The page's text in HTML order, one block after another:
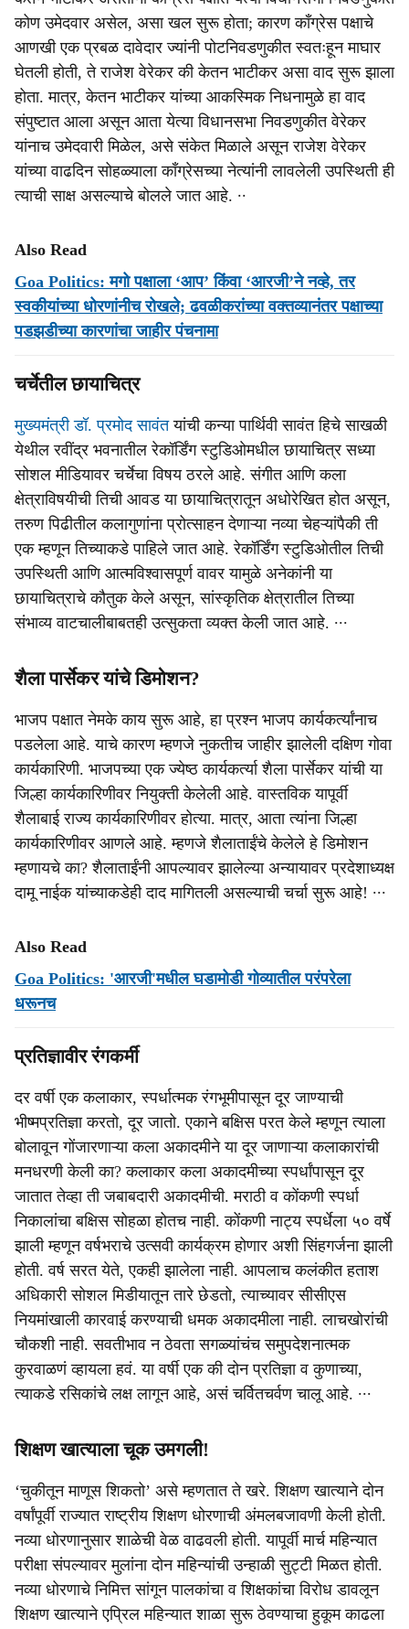
कोण उमेदवार असेल, असा खल सुरू होता; कारण काँग्रेस पक्षाचे
आणखी एक प्रबळ दावेदार ज्यांनी पोटनिवडणुकीत स्वतःहून माघार
घेतली होती, ते राजेश वेरेकर की केतन भाटीकर असा वाद सुरू झाला
होता. मात्र, केतन भाटीकर यांच्या आकस्मिक निधनामुळे हा वाद
संपुष्टात आला असून आता येत्या विधानसभा निवडणुकीत वेरेकर
यांनाच उमेदवारी मिळेल, असे संकेत मिळाले असून राजेश वेरेकर
यांच्या वाढदिन सोहळ्याला काँग्रेसच्या नेत्यांनी लावलेली उपस्थिती ही
त्याची साक्ष असल्याचे बोलले जात आहे. ∙∙
Also Read
Goa Politics: मगो पक्षाला ‘आप’ किंवा ‘आरजी’ने नव्हे, तर
स्वकीयांच्या धोरणांनीच रोखले; ढवळीकरांच्या वक्तव्यानंतर पक्षाच्या
पडझडीच्या कारणांचा जाहीर पंचनामा
चर्चेतील छायाचित्र
मुख्यमंत्री डॉ. प्रमोद सावंतयांची कन्या पार्थिवी सावंत हिचे साखळी
येथील रवींद्र भवनातील रेकॉर्डिंग स्टुडिओमधील छायाचित्र सध्या
सोशल मीडियावर चर्चेचा विषय ठरले आहे. संगीत आणि कला
क्षेत्राविषयीची तिची आवड या छायाचित्रातून अधोरेखित होत असून,
तरुण पिढीतील कलागुणांना प्रोत्साहन देणाऱ्या नव्या चेहऱ्यांपैकी ती
एक म्हणून तिच्याकडे पाहिले जात आहे. रेकॉर्डिंग स्टुडिओतील तिची
उपस्थिती आणि आत्मविश्वासपूर्ण वावर यामुळे अनेकांनी या
छायाचित्राचे कौतुक केले असून, सांस्कृतिक क्षेत्रातील तिच्या
संभाव्य वाटचालीबाबतही उत्सुकता व्यक्त केली जात आहे. ∙∙∙
शैला पार्सेकर यांचे डिमोशन?
भाजप पक्षात नेमके काय सुरू आहे, हा प्रश्न भाजप कार्यकर्त्यांनाच
पडलेला आहे. याचे कारण म्हणजे नुकतीच जाहीर झालेली दक्षिण गोवा
कार्यकारिणी. भाजपच्या एक ज्येष्ठ कार्यकर्त्या शैला पार्सेकर यांची या
जिल्हा कार्यकारिणीवर नियुक्ती केलेली आहे. वास्तविक यापूर्वी
शैलाबाई राज्य कार्यकारिणीवर होत्या. मात्र, आता त्यांना जिल्हा
कार्यकारिणीवर आणले आहे. म्हणजे शैलाताईंचे केलेले हे डिमोशन
म्हणायचे का? शैलाताईंनी आपल्यावर झालेल्या अन्यायावर प्रदेशाध्यक्ष
दामू नाईक यांच्याकडेही दाद मागितली असल्याची चर्चा सुरू आहे! ∙∙∙
Also Read
Goa Politics: 'आरजी'मधील घडामोडी गोव्यातील परंपरेला
धरूनच
प्रतिज्ञावीर रंगकर्मी
दर वर्षी एक कलाकार, स्पर्धात्मक रंगभूमीपासून दूर जाण्याची
भीष्मप्रतिज्ञा करतो, दूर जातो. एकाने बक्षिस परत केले म्हणून त्याला
बोलावून गोंजारणाऱ्या कला अकादमीने या दूर जाणाऱ्या कलाकारांची
मनधरणी केली का? कलाकार कला अकादमीच्या स्पर्धांपासून दूर
जातात तेव्हा ती जबाबदारी अकादमीची. मराठी व कोंकणी स्पर्धा
निकालांचा बक्षिस सोहळा होतच नाही. कोंकणी नाट्य स्पर्धेला ५० वर्षे
झाली म्हणून वर्षभराचे उत्सवी कार्यक्रम होणार अशी सिंहगर्जना झाली
होती. वर्ष सरत येते, एकही झालेला नाही. आपलाच कलंकीत हताश
अधिकारी सोशल मिडीयातून तारे छेडतो, त्याच्यावर सीसीएस
नियमांखाली कारवाई करण्याची धमक अकादमीला नाही. लाचखोरांची
चौकशी नाही. सवतीभाव न ठेवता सगळ्यांचंच समुपदेशनात्मक
कुरवाळणं व्हायला हवं. या वर्षी एक की दोन प्रतिज्ञा व कुणाच्या,
त्याकडे रसिकांचे लक्ष लागून आहे, असं चर्वितचर्वण चालू आहे. ∙∙∙
शिक्षण खात्याला चूक उमगली!
‘चुकीतून माणूस शिकतो’ असे म्हणतात ते खरे. शिक्षण खात्याने दोन
वर्षांपूर्वी राज्यात राष्ट्रीय शिक्षण धोरणाची अंमलबजावणी केली होती.
नव्या धोरणानुसार शाळेची वेळ वाढवली होती. यापूर्वी मार्च महिन्यात
परीक्षा संपल्यावर मुलांना दोन महिन्यांची उन्हाळी सुट्टी मिळत होती.
नव्या धोरणाचे निमित्त सांगून पालकांचा व शिक्षकांचा विरोध डावलून
शिक्षण खात्याने एप्रिल महिन्यात शाळा सुरू ठेवण्याचा हुकूम काढला